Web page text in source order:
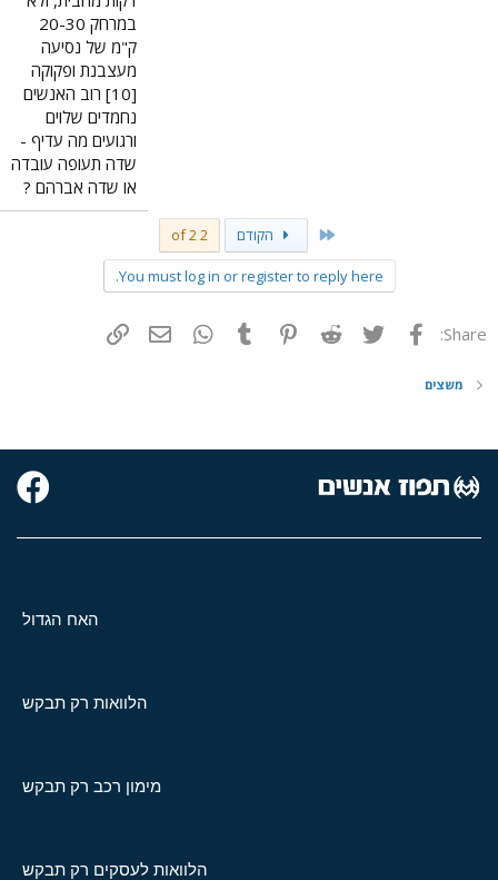
במרחק 20-30
ק"מ של נסיעה
מעצבנת ופקוקה
[10] רוב האנשים
נחמדים שלוים
ורגועים מה עדיף -
שדה תעופה עובדה
או שדה אברהם ?
First הקודם 2 of 2
You must log in or register to reply here.
Share: פייסבוק Twitter
Reddit
Pinterest
Tumblr
WhatsAppדואר אלקטרוני
משצים
האח הגדול
הלוואות רק תבקש
מימון רכב רק תבקש
הלוואות לעסקים רק תבקש